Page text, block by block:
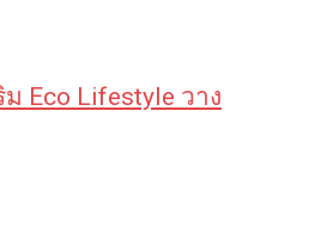
Eco Lifestyle วาง